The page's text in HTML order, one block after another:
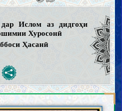
Ислом аз дидгоҳи
Хуросонӣ
Ҳасанӣ